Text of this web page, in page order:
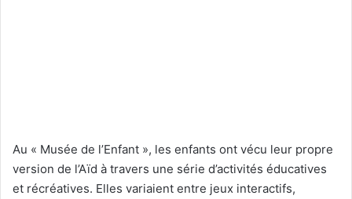
Au « Musée de l’Enfant », les enfants ont vécu leur propre
version de l’Aïd à travers une série d’activités éducatives
et récréatives. Elles variaient entre jeux interactifs,